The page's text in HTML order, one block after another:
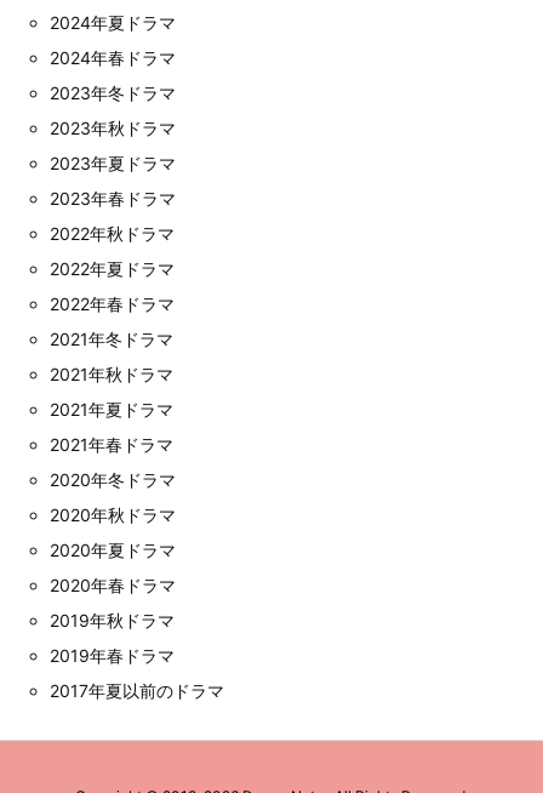
2024年夏ドラマ
2024年春ドラマ
2023年冬ドラマ
2023年秋ドラマ
2023年夏ドラマ
2023年春ドラマ
2022年秋ドラマ
2022年夏ドラマ
2022年春ドラマ
2021年冬ドラマ
2021年秋ドラマ
2021年夏ドラマ
2021年春ドラマ
2020年冬ドラマ
2020年秋ドラマ
2020年夏ドラマ
2020年春ドラマ
2019年秋ドラマ
2019年春ドラマ
2017年夏以前のドラマ